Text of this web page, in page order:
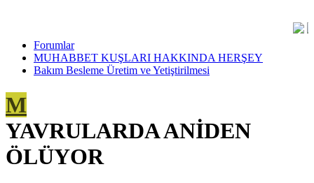
Forumlar
MUHABBET KUŞLARI HAKKINDA HERŞEY
Bakım Besleme Üretim ve Yetiştirilmesi
M
YAVRULARDA ANİDEN
ÖLÜYOR